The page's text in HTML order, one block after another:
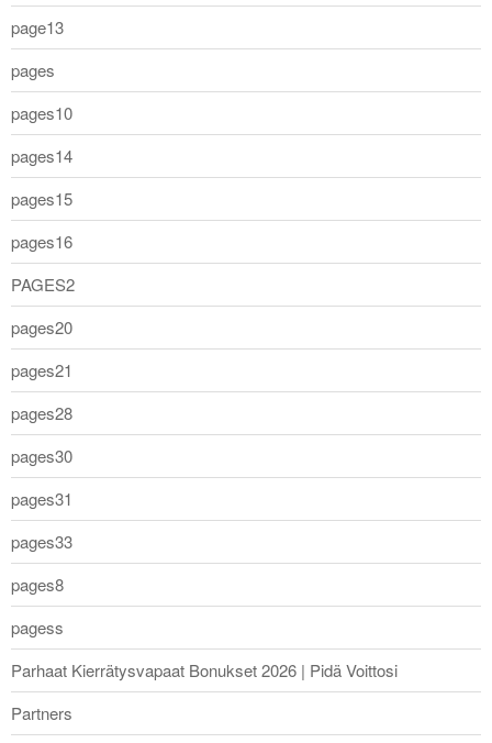
page13
pages
pages10
pages14
pages15
pages16
PAGES2
pages20
pages21
pages28
pages30
pages31
pages33
pages8
pagess
Parhaat Kierrätysvapaat Bonukset 2026 | Pidä Voittosi
Partners